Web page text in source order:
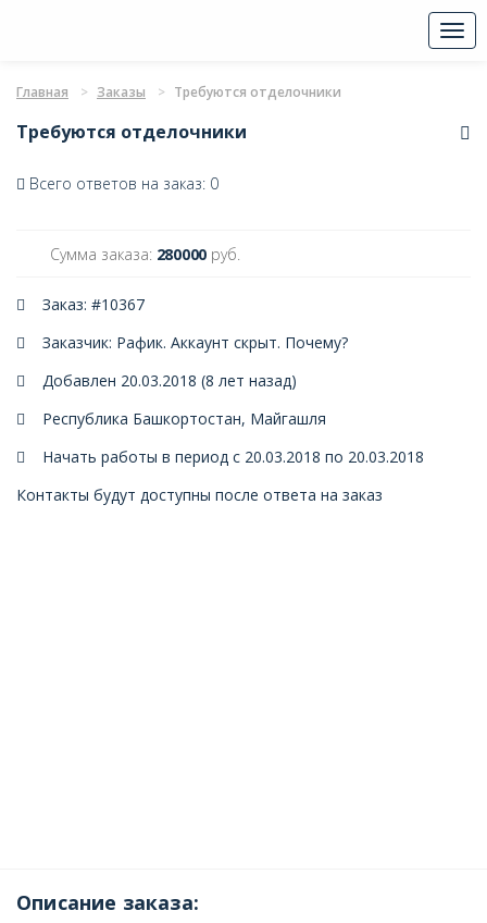
Главная Заказы Требуются отделочники
Требуются отделочники
Всего ответов на заказ: 0
Сумма заказа: 280000 руб.
Заказ: #10367
Заказчик: Рафик. Аккаунт скрыт. Почему?
Добавлен 20.03.2018 (8 лет назад)
Республика Башкортостан, Майгашля
Начать работы в период с 20.03.2018 по 20.03.2018
Контакты будут доступны после ответа на заказ
Описание заказа: